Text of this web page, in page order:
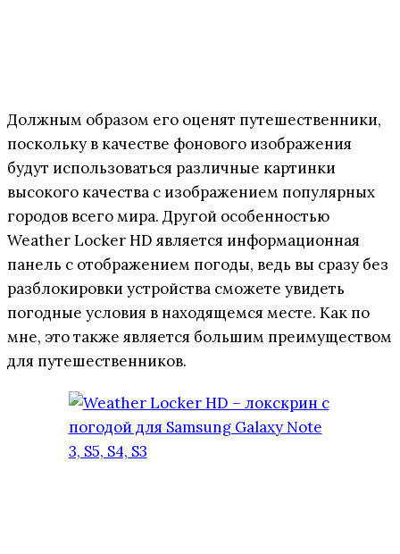
Должным образом его оценят путешественники,
поскольку в качестве фонового изображения
будут использоваться различные картинки
высокого качества с изображением популярных
городов всего мира. Другой особенностью
Weather Locker HD является информационная
панель с отображением погоды, ведь вы сразу без
разблокировки устройства сможете увидеть
погодные условия в находящемся месте. Как по
мне, это также является большим преимуществом
для путешественников.